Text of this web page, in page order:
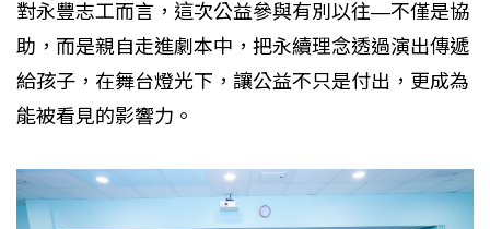
對永豐志工而言，這次公益參與有別以往—不僅是協
助，而是親自走進劇本中，把永續理念透過演出傳遞
給孩子，在舞台燈光下，讓公益不只是付出，更成為
能被看見的影響力。